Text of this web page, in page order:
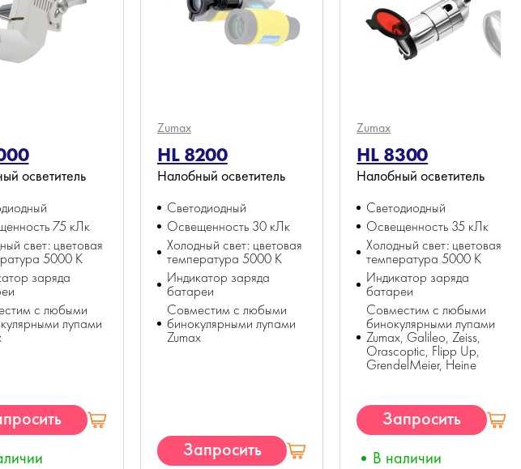
осветитель
75 кЛк
свет: цветовая
5000 K
заряда
с любыми
лупами
Zumax
HL 8200
Налобный осветитель
Светодиодный
Освещенность 30 кЛк
Холодный свет: цветовая
температура 5000 K
Индикатор заряда
батареи
Совместим с любыми
бинокулярными лупами
Zumax
Запросить
Zumax
HL 8300
Налобный осветитель
Светодиодный
Освещенность 35 кЛк
Холодный свет: цветовая
температура 5000 K
Индикатор заряда
батареи
Совместим с любыми
бинокулярными лупами
Zumax, Galileo, Zeiss,
Orascoptic, Flipp Up,
GrendelMeier, Heine
Запросить
В наличии